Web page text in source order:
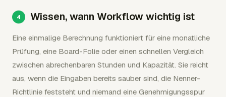
Wissen, wann Workflow wichtig ist
Eine einmalige Berechnung funktioniert für eine monatliche
Prüfung, eine Board-Folie oder einen schnellen Vergleich
zwischen abrechenbaren Stunden und Kapazität. Sie reicht
aus, wenn die Eingaben bereits sauber sind, die Nenner-
Richtlinie feststeht und niemand eine Genehmigungsspur